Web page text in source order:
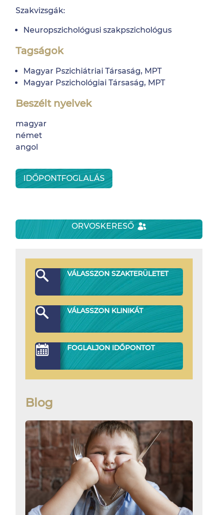
Szakvizsgák:
Neuropszichológusi szakpszichológus
Tagságok
Magyar Pszichiátriai Társaság, MPT
Magyar Pszichológiai Társaság, MPT
Beszélt nyelvek
magyar
német
angol
IDŐPONTFOGLALÁS
ORVOSKERESŐ
VÁLASSZON SZAKTERÜLETET
VÁLASSZON KLINIKÁT
FOGLALJON IDŐPONTOT
Blog